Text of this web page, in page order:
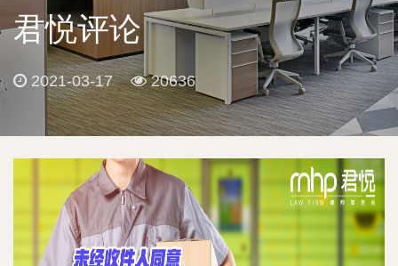
君悦评论
2021-03-17 20636